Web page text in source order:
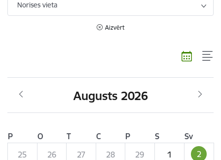
Norises vieta
Aizvērt
Augusts 2026
P O T C P S
Sv
25
26 27 28 29 1 2